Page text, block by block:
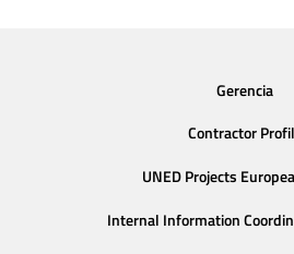
Gerencia
Contractor
UNED Projects
Internal Information